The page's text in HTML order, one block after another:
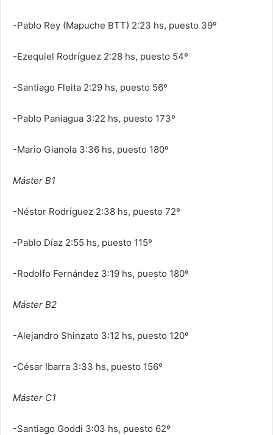
-Pablo Rey (Mapuche BTT) 2:23 hs, puesto 39º
-Ezequiel Rodríguez 2:28 hs, puesto 54º
-Santiago Fleita 2:29 hs, puesto 56º
-Pablo Paniagua 3:22 hs, puesto 173º
-Mario Gianola 3:36 hs, puesto 180º
Máster B1
-Néstor Rodríguez 2:38 hs, puesto 72º
-Pablo Díaz 2:55 hs, puesto 115º
-Rodolfo Fernández 3:19 hs, puesto 180º
Máster B2
-Alejandro Shinzato 3:12 hs, puesto 120º
-César Ibarra 3:33 hs, puesto 156º
Máster C1
-Santiago Goddi 3:03 hs, puesto 62º